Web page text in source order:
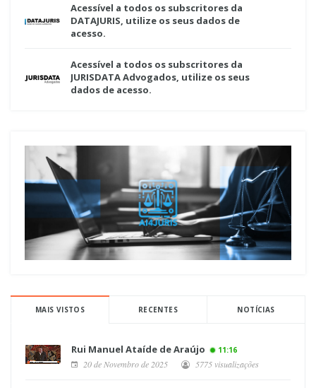
Acessível a todos os subscritores da
DATAJURIS, utilize os seus dados de
acesso.
Acessível a todos os subscritores da
JURISDATA Advogados, utilize os seus
dados de acesso.
MAIS VISTOS RECENTES NOTÍCIAS
Rui Manuel Ataíde de Araújo 11:16
20 de Novembro de 2025 5775 visualizações